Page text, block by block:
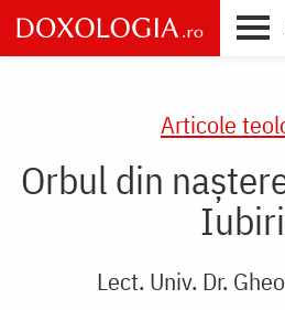
Skip
to
main
Articole
Orbul din
Lect. Univ. Dr.